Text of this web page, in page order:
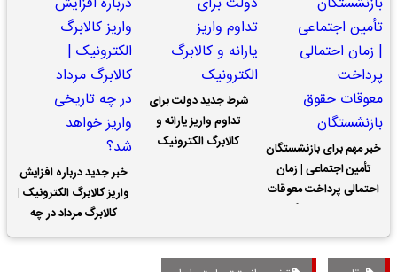
خبر مهم برای بازنشستگان
تأمین اجتماعی | زمان
احتمالی پرداخت معوقات
شرط جدید دولت برای
تداوم واریز یارانه و
کالابرگ الکترونیک
خبر جدید درباره افزایش
واریز کالابرگ الکترونیک |
کالابرگ مرداد در چه
تاریخی واریز خواهد شد؟